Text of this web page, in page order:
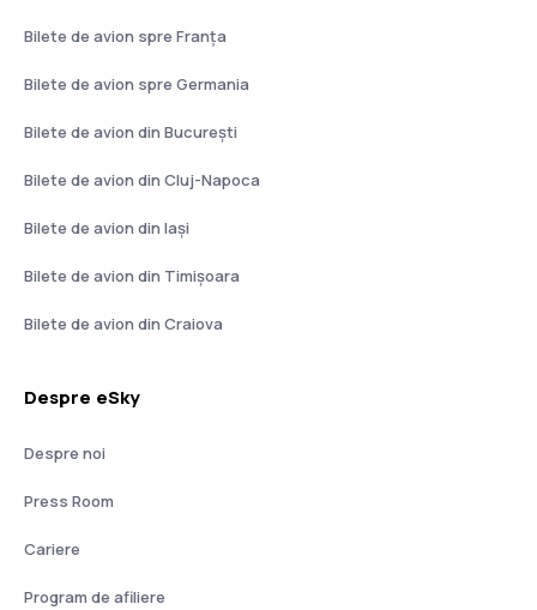
Bilete de avion spre Franţa
Bilete de avion spre Germania
Bilete de avion din București
Bilete de avion din Cluj-Napoca
Bilete de avion din Iași
Bilete de avion din Timișoara
Bilete de avion din Craiova
Despre eSky
Despre noi
Press Room
Cariere
Program de afiliere